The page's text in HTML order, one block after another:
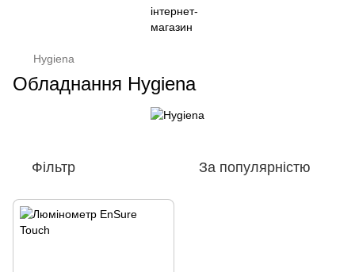
Hygiena
Обладнання Hygiena
Фільтр За популярністю